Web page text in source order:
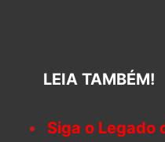
LEIA TAMBÉM!
Siga o Legado